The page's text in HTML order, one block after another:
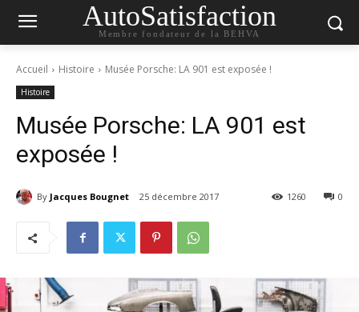
AutoSatisfaction
Membre fondateur de la BEHVA
Accueil Histoire Musée Porsche: LA 901 est exposée !
Histoire
Musée Porsche: LA 901 est
exposée !
By Jacques Bougnet 25 décembre 2017 0
1260